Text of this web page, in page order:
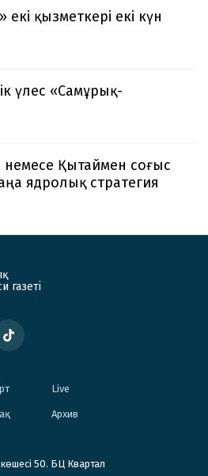
қызметкері екі күн
үлес «Самұрық-
немесе Қытаймен соғыс
ядролық стратегия
газеті
Live
Архив
50. БЦ Квартал